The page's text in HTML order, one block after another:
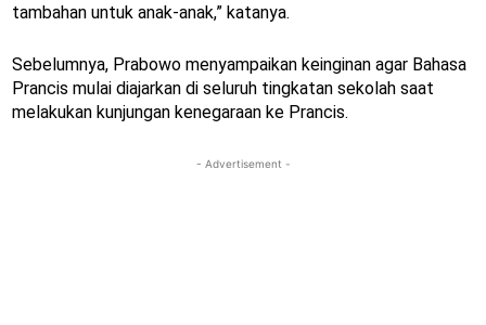
tambahan untuk anak-anak,” katanya.
Sebelumnya, Prabowo menyampaikan keinginan agar Bahasa
Prancis mulai diajarkan di seluruh tingkatan sekolah saat
melakukan kunjungan kenegaraan ke Prancis.
- Advertisement -